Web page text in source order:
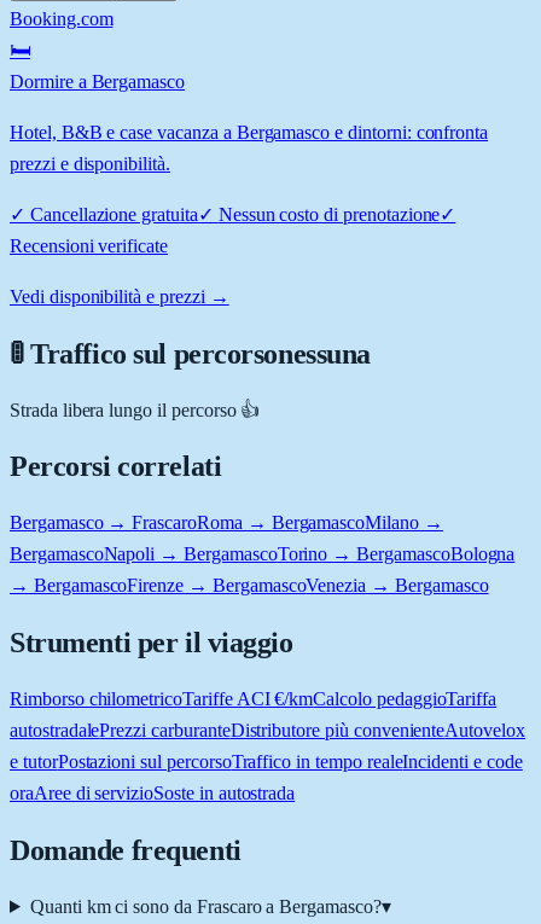
Booking.com
🛏️
Dormire a Bergamasco
Hotel, B&B e case vacanza a Bergamasco e dintorni: confronta
prezzi e disponibilità.
✓ Cancellazione gratuita✓ Nessun costo di prenotazione✓
Recensioni verificate
Vedi disponibilità e prezzi →
🚦 Traffico sul percorsonessuna
Strada libera lungo il percorso 👍
Percorsi correlati
Bergamasco → FrascaroRoma → BergamascoMilano →
BergamascoNapoli → BergamascoTorino → BergamascoBologna
→ BergamascoFirenze → BergamascoVenezia → Bergamasco
Strumenti per il viaggio
Rimborso chilometricoTariffe ACI €/kmCalcolo pedaggioTariffa
autostradalePrezzi carburanteDistributore più convenienteAutovelox
e tutorPostazioni sul percorsoTraffico in tempo realeIncidenti e code
oraAree di servizioSoste in autostrada
Domande frequenti
Quanti km ci sono da Frascaro a Bergamasco?▾